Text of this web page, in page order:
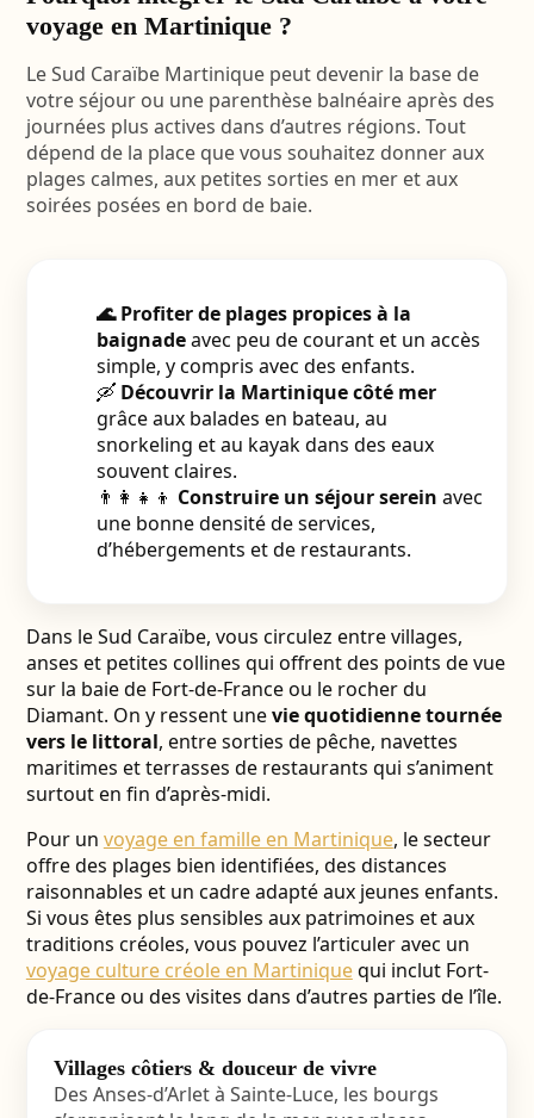
voyage en Martinique ?
Le Sud Caraïbe Martinique peut devenir la base de
votre séjour ou une parenthèse balnéaire après des
journées plus actives dans d’autres régions. Tout
dépend de la place que vous souhaitez donner aux
plages calmes, aux petites sorties en mer et aux
soirées posées en bord de baie.
🌊 Profiter de plages propices à la
baignadeavec peu de courant et un accès
simple, y compris avec des enfants.
🛶 Découvrir la Martinique côté mer
grâce aux balades en bateau, au
snorkeling et au kayak dans des eaux
souvent claires.
👨‍👩‍👧‍👦 Construire un séjour serein avec
une bonne densité de services,
d’hébergements et de restaurants.
Dans le Sud Caraïbe, vous circulez entre villages,
anses et petites collines qui offrent des points de vue
sur la baie de Fort-de-France ou le rocher du
Diamant. On y ressent unevie quotidienne tournée
vers le littoral, entre sorties de pêche, navettes
maritimes et terrasses de restaurants qui s’animent
surtout en fin d’après-midi.
Pour un voyage en famille en Martinique, le secteur
offre des plages bien identifiées, des distances
raisonnables et un cadre adapté aux jeunes enfants.
Si vous êtes plus sensibles aux patrimoines et aux
traditions créoles, vous pouvez l’articuler avec un
voyage culture créole en Martiniquequi inclut Fort-
de-France ou des visites dans d’autres parties de l’île.
Villages côtiers & douceur de vivre
Des Anses-d’Arlet à Sainte-Luce, les bourgs